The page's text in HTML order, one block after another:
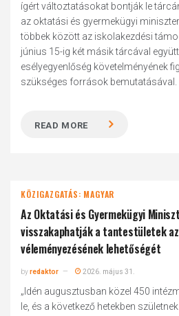
ígért változtatásokat bontják le
az oktatási és gyermekügyi
többek között az iskolakezdési
június 15-ig két másik tárcával
esélyegyenlőség követelményének
szükséges források bemutatásával.
READ MORE
KÖZIGAZGATÁS: MAGYAR
Az Oktatási és Gyermekügyi
visszakaphatják a tantestületek
véleményezésének lehetőségét
byredaktor 2026. május 31.
„Idén augusztusban közel 450
le, és a következő hetekben